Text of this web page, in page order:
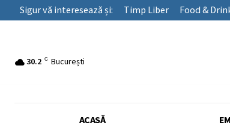
Sigur vă interesează și: Timp Liber Food &
30.2 C București
ACASĂ